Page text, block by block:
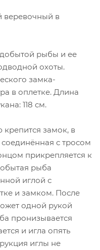
веревочный в
рыбы и ее
охоты.
замка-
в оплетке. Длина
118 см.
крепится замок, в
соединённая с тросом
прикрепляется к
рыба
иглой с
и замком. После
одной рукой
пронизывается
и игла опять
иглы не